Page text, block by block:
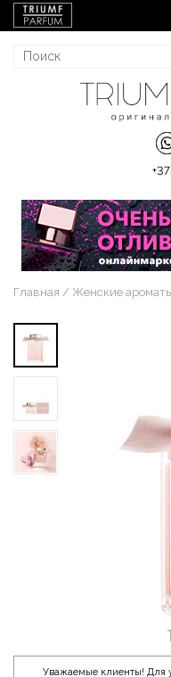
Главная Женские
Уважаемые клиенты! Для